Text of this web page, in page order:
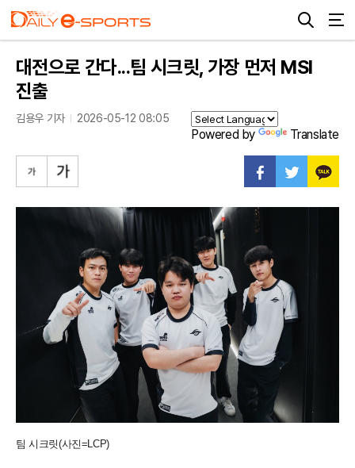
대전으로 간다...팀 시크릿, 가장 먼저 MSI
진출
김용우 기자 2026-05-12 08:05
Powered by Translate
팀 시크릿(사진=LCP)